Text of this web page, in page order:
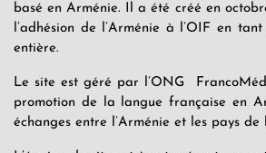
basé en Arménie. Il a été créé en
l’adhésion de l’Arménie à l’OIF en
entière.
Le site est géré par l’ONG
promotion de la langue française en
échanges entre l’Arménie et les pays